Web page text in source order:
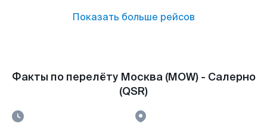
Показать больше рейсов
Факты по перелёту Москва (MOW) - Салерно
(QSR)